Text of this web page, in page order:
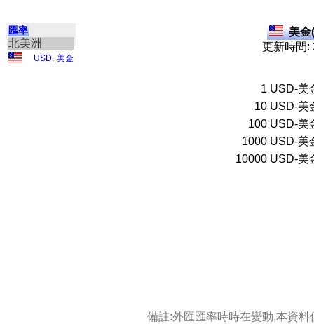
匯率
北美洲
USD 美金
美金
更新時間:
1 USD-美
10 USD-美
100 USD-美
1000 USD-美
10000 USD-美
備註:外匯匯率時時在變動,本資